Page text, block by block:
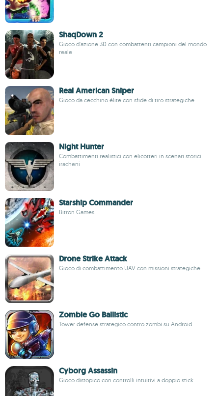
ShaqDown 2
Gioco d'azione 3D con combattenti campioni del mondo
reale
Real American Sniper
Gioco da cecchino élite con sfide di tiro strategiche
Night Hunter
Combattimenti realistici con elicotteri in scenari storici
iracheni
Starship Commander
Bitron Games
Drone Strike Attack
Gioco di combattimento UAV con missioni strategiche
Zombie Go Ballistic
Tower defense strategico contro zombi su Android
Cyborg Assassin
Gioco distopico con controlli intuitivi a doppio stick